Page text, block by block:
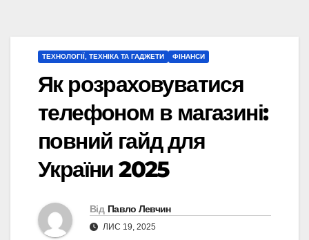
ТЕХНОЛОГІЇ, ТЕХНІКА ТА ГАДЖЕТИ ФІНАНСИ
Як розраховуватися
телефоном в магазині:
повний гайд для
України 2025
Від Павло Левчин
ЛИС 19, 2025